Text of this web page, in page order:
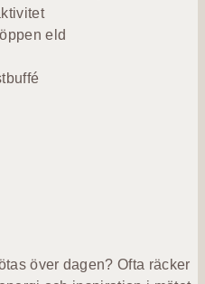
eld
över dagen? Ofta räcker